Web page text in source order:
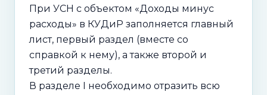
При УСН с объектом «Доходы минус
расходы» в КУДиР заполняется главный
лист, первый раздел (вместе со
справкой к нему), а также второй и
третий разделы.
В разделе I необходимо отразить всю